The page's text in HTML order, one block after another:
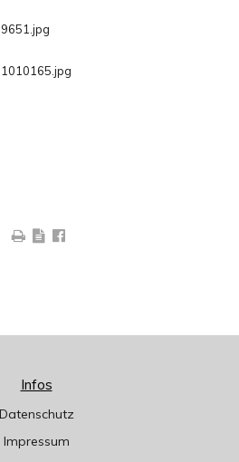
Infos
Datenschutz
Impressum